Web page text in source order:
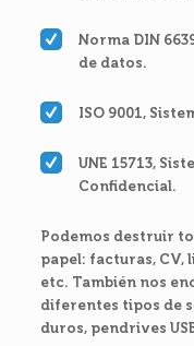
Norma DIN
de datos.
ISO 9001,
UNE 15713,
Confidencial.
Podemos destruir
papel: facturas, CV,
etc. También nos
diferentes tipos de
duros, pendrives